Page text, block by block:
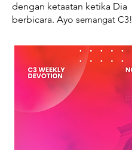
dengan ketaatan ketika Dia
berbicara. Ayo semangat C3!